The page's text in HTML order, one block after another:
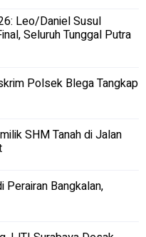
Leo/Daniel Susul
Seluruh Tunggal Putra
Polsek Blega Tangkap
SHM Tanah di Jalan
Perairan Bangkalan,